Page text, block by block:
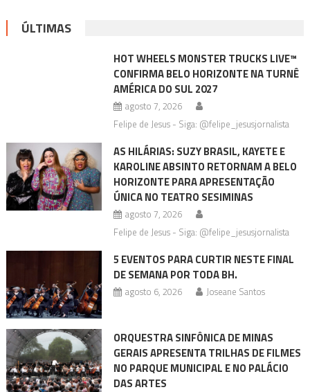
ÚLTIMAS
HOT WHEELS MONSTER TRUCKS LIVE™
CONFIRMA BELO HORIZONTE NA TURNÊ
AMÉRICA DO SUL 2027
agosto 7, 2026
Felipe de Jesus - Siga: @felipe_jesusjornalista
AS HILÁRIAS: SUZY BRASIL, KAYETE E
KAROLINE ABSINTO RETORNAM A BELO
HORIZONTE PARA APRESENTAÇÃO
ÚNICA NO TEATRO SESIMINAS
agosto 7, 2026
Felipe de Jesus - Siga: @felipe_jesusjornalista
5 EVENTOS PARA CURTIR NESTE FINAL
DE SEMANA POR TODA BH.
agosto 6, 2026 Joseane Santos
ORQUESTRA SINFÔNICA DE MINAS
GERAIS APRESENTA TRILHAS DE FILMES
NO PARQUE MUNICIPAL E NO PALÁCIO
DAS ARTES